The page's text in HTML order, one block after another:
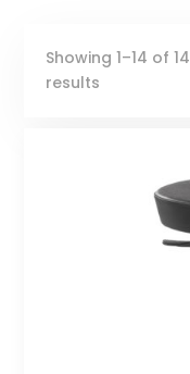
Showing 1–14 of 14
results